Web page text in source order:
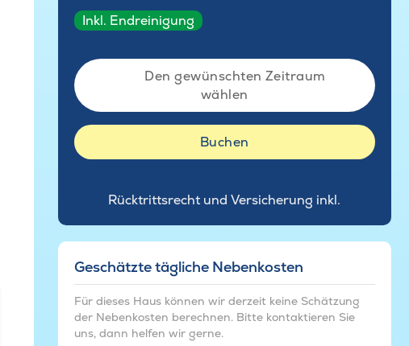
Inkl. Endreinigung
Den gewünschten Zeitraum
wählen
Buchen
Rücktrittsrecht und Versicherung inkl.
Geschätzte tägliche Nebenkosten
Für dieses Haus können wir derzeit keine Schätzung
der Nebenkosten berechnen. Bitte kontaktieren Sie
uns, dann helfen wir gerne.